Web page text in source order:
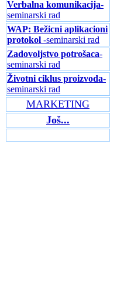
Verbalna komunikacija-
seminarski rad
WAP: Bežicni aplikacioni
protokol -seminarski rad
Zadovoljstvo potrošaca-
seminarski rad
Životni ciklus proizvoda-
seminarski rad
MARKETING
Još...